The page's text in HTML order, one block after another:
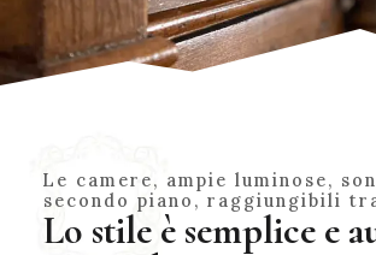
Le camere, ampie luminose,
secondo piano, raggiungibili
Lo stile è semplice e